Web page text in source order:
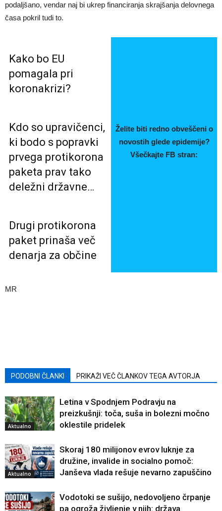
podaljšano, vendar naj bi ukrep financiranja skrajšanja delovnega
časa pokril tudi to.
Kako bo EU
pomagala pri
koronakrizi?
Želite biti redno obveščeni o
novostih glede epidemije?
Všečkajte FB stran:
Kdo so upravičenci,
ki bodo s popravki
prvega protikorona
paketa prav tako
deležni državne…
Drugi protikorona
paket prinaša več
denarja za občine
MR
PODOBNI ČLANKI PRIKAŽI VEČ ČLANKOV TEGA AVTORJA
Aktualno
Letina v Spodnjem Podravju na
preizkušnji: toča, suša in bolezni močno
oklestile pridelek
Aktualno
Skoraj 180 milijonov evrov luknje za
družine, invalide in socialno pomoč:
Janševa vlada rešuje nevarno zapuščino
Vodotoki se sušijo, nedovoljeno črpanje
pa ogroža življenje v njih: država